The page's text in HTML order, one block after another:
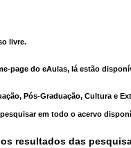
livre.
page do eAulas, lá estão
Pós-Graduação, Cultura e
em todo o acervo
resultados das